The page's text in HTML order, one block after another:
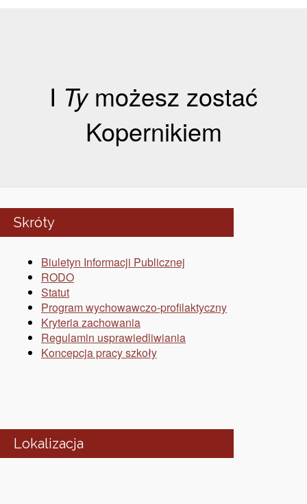
I Tymożesz zostać
Kopernikiem
Skróty
Biuletyn Informacji Publicznej
RODO
Statut
Program wychowawczo-profilaktyczny
Kryteria zachowania
Regulamin usprawiedliwiania
Koncepcja pracy szkoły
Lokalizacja